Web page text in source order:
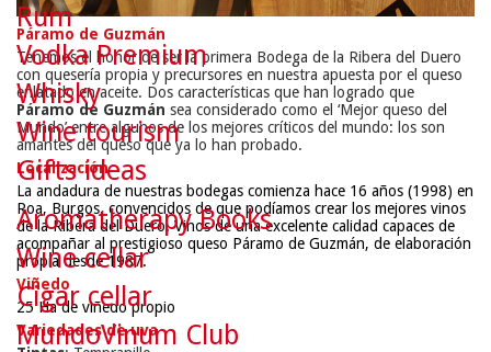
Páramo de Guzmán
Tenemos el honor de ser la primera Bodega de la Ribera del Duero
con quesería propia y precursores en nuestra apuesta por el queso
enlatado en aceite. Dos características que han logrado que
Páramo de Guzmán sea considerado como el ‘Mejor queso del
Mundo’ entre algunos de los mejores críticos del mundo: los son
amantes del queso que ya lo han probado.
Localización
La andadura de nuestras bodegas comienza hace 16 años (1998) en
Roa, Burgos, convencidos de que podíamos crear los mejores vinos
de la Ribera del Duero. Vinos de una excelente calidad capaces de
acompañar al prestigioso queso Páramo de Guzmán, de elaboración
propia desde 1987.
Viñedo
25 Ha de viñedo propio
Variedades de uva
Rum
Vodka Premium
Whisky
Wine tourism
Gifts ideas
Aromatherapy Books
Wine cellar
Cigar cellar
MundoVinum Club